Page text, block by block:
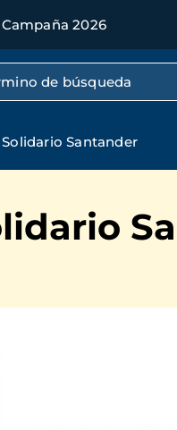
Campaña 2026
texto completo
Santander